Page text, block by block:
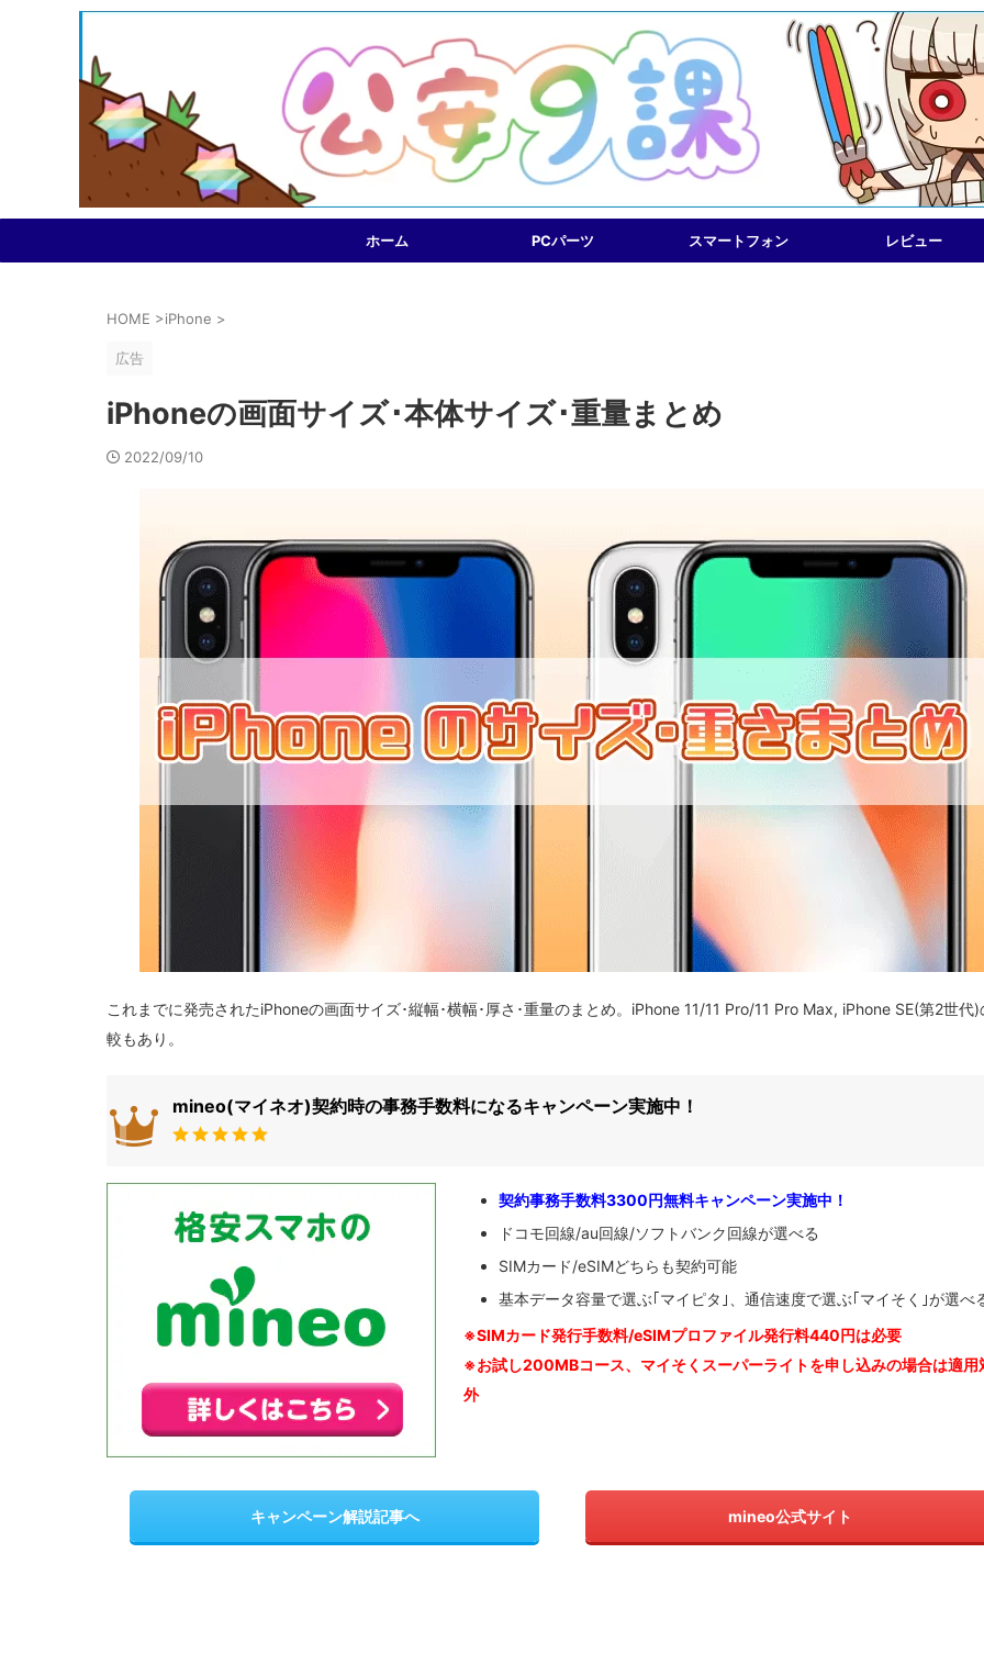
ホーム PCパーツ スマートフォン レビュー
HOME >iPhone >
広告
iPhoneの画面サイズ･本体サイズ･重量まとめ
2022/09/10
これまでに発売されたiPhoneの画面サイズ･縦幅･横幅･厚さ･重量のまとめ。iPhone 11/11 Pro/11 Pro Max, iPhone SE(第2世代)
較もあり。
mineo(マイネオ)契約時の事務手数料になるキャンペーン実施中！
契約事務手数料3300円無料キャンペーン実施中！
ドコモ回線/au回線/ソフトバンク回線が選べる
SIMカード/eSIMどちらも契約可能
基本データ容量で選ぶ｢マイピタ｣、通信速度で選ぶ｢マイそく｣が選べ
※SIMカード発行手数料/eSIMプロファイル発行料440円は必要
※お試し200MBコース、マイそくスーパーライトを申し込みの場合は適用
外
キャンペーン解説記事へ mineo公式サイト